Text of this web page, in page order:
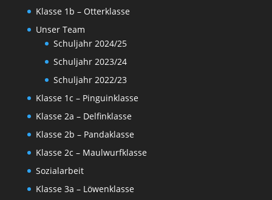
Klasse 1b – Otterklasse
Unser Team
Schuljahr 2024/25
Schuljahr 2023/24
Schuljahr 2022/23
Klasse 1c – Pinguinklasse
Klasse 2a – Delfinklasse
Klasse 2b – Pandaklasse
Klasse 2c – Maulwurfklasse
Sozialarbeit
Klasse 3a – Löwenklasse